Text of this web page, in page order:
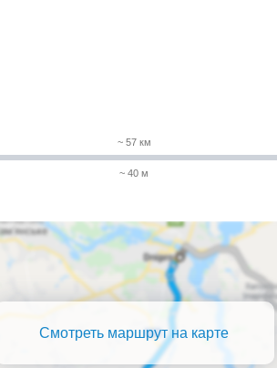
~ 57 км
~ 40 м
Смотреть маршрут на карте